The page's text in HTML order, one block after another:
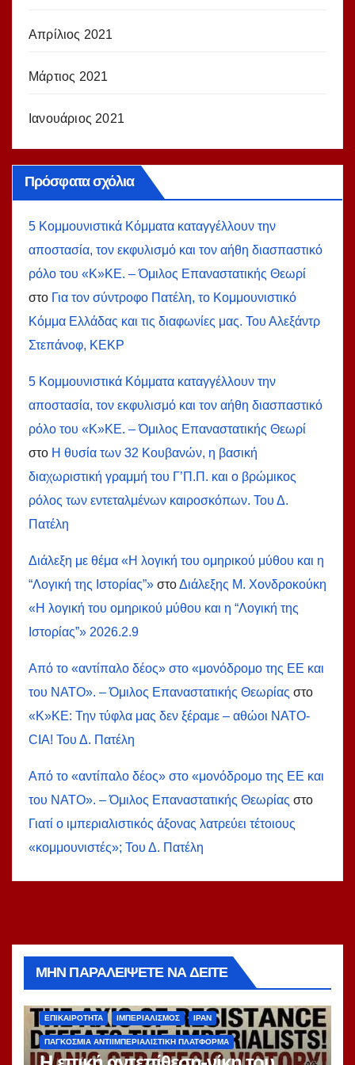
Απρίλιος 2021
Μάρτιος 2021
Ιανουάριος 2021
Πρόσφατα σχόλια
5 Κομμουνιστικά Κόμματα καταγγέλλουν την
αποστασία, τον εκφυλισμό και τον αήθη διασπαστικό
ρόλο του «Κ»ΚΕ. – Όμιλος Επαναστατικής Θεωρί
στο Για τον σύντροφο Πατέλη, το Κομμουνιστικό
Κόμμα Ελλάδας και τις διαφωνίες μας. Του Αλεξάντρ
Στεπάνοφ, ΚΕΚΡ
5 Κομμουνιστικά Κόμματα καταγγέλλουν την
αποστασία, τον εκφυλισμό και τον αήθη διασπαστικό
ρόλο του «Κ»ΚΕ. – Όμιλος Επαναστατικής Θεωρί
στο Η θυσία των 32 Κουβανών, η βασική
διαχωριστική γραμμή του Γ’Π.Π. και ο βρώμικος
ρόλος των εντεταλμένων καιροσκόπων. Του Δ.
Πατέλη
Διάλεξη με θέμα «Η λογική του ομηρικού μύθου και η
“Λογική της Ιστορίας”» στοΔιάλεξης Μ. Χονδροκούκη
«Η λογική του ομηρικού μύθου και η “Λογική της
Ιστορίας”» 2026.2.9
Από το «αντίπαλο δέος» στο «μονόδρομο της ΕΕ και
του ΝΑΤΟ». – Όμιλος Επαναστατικής Θεωρίας στο
«Κ»ΚΕ: Την τύφλα μας δεν ξέραμε – αθώοι ΝΑΤΟ-
СIA! Του Δ. Πατέλη
Από το «αντίπαλο δέος» στο «μονόδρομο της ΕΕ και
του ΝΑΤΟ». – Όμιλος Επαναστατικής Θεωρίας στο
Γιατί ο ιμπεριαλιστικός άξονας λατρεύει τέτοιους
«κομμουνιστές»; Του Δ. Πατέλη
ΜΗΝ ΠΑΡΑΛΕΊΨΕΤΕ ΝΑ ΔΕΊΤΕ
ΕΠΙΚΑΙΡΌΤΗΤΑ ΙΜΠΕΡΙΑΛΙΣΜΌΣ ΙΡΆΝ
ΠΑΓΚΌΣΜΙΑ ΑΝΤΙΙΜΠΕΡΙΑΛΙΣΤΙΚΉ ΠΛΑΤΦΌΡΜΑ